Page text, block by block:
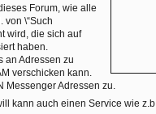
Forum, wie alle
von \“Such
wird, die sich auf
haben.
an Adressen zu
verschicken kann.
Messenger Adressen zu.
kann auch einen Service wie z.b.